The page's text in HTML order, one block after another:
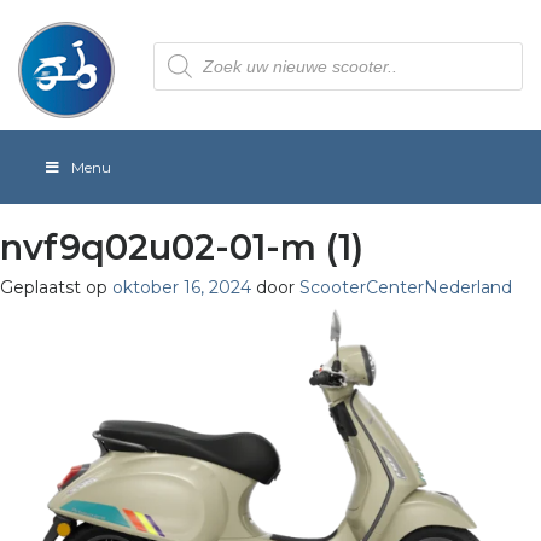
Producten
zoeken
Menu
nvf9q02u02-01-m (1)
Geplaatst op oktober 16, 2024 door ScooterCenterNederland